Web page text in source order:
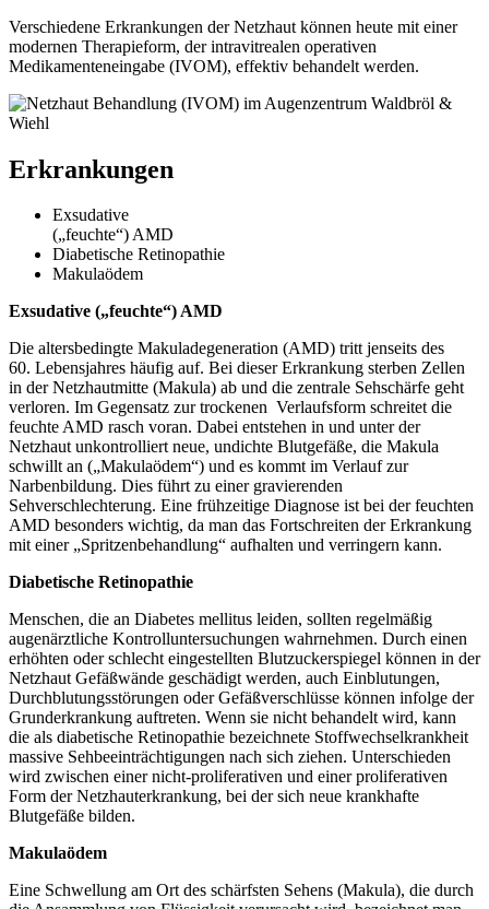
Verschiedene Erkrankungen der Netzhaut können heute mit einer
modernen Therapieform, der intravitrealen operativen
Medikamenteneingabe (IVOM), effektiv behandelt werden.
Erkrankungen
Exsudative
(„feuchte“) AMD
Diabetische Retinopathie
Makulaödem
Exsudative („feuchte“) AMD
Die altersbedingte Makuladegeneration (AMD) tritt jenseits des
60. Lebensjahres häufig auf. Bei dieser Erkrankung sterben Zellen
in der Netzhautmitte (Makula) ab und die zentrale Sehschärfe geht
verloren. Im Gegensatz zur trockenen Verlaufsform schreitet die
feuchte AMD rasch voran. Dabei entstehen in und unter der
Netzhaut unkontrolliert neue, undichte Blutgefäße, die Makula
schwillt an („Makulaödem“) und es kommt im Verlauf zur
Narbenbildung. Dies führt zu einer gravierenden
Sehverschlechterung. Eine frühzeitige Diagnose ist bei der feuchten
AMD besonders wichtig, da man das Fortschreiten der Erkrankung
mit einer „Spritzenbehandlung“ aufhalten und verringern kann.
Diabetische Retinopathie
Menschen, die an Diabetes mellitus leiden, sollten regelmäßig
augenärztliche Kontrolluntersuchungen wahrnehmen. Durch einen
erhöhten oder schlecht eingestellten Blutzuckerspiegel können in der
Netzhaut Gefäßwände geschädigt werden, auch Einblutungen,
Durchblutungsstörungen oder Gefäßverschlüsse können infolge der
Grunderkrankung auftreten. Wenn sie nicht behandelt wird, kann
die als diabetische Retinopathie bezeichnete Stoffwechselkrankheit
massive Sehbeeinträchtigungen nach sich ziehen. Unterschieden
wird zwischen einer nicht-proliferativen und einer proliferativen
Form der Netzhauterkrankung, bei der sich neue krankhafte
Blutgefäße bilden.
Makulaödem
Eine Schwellung am Ort des schärfsten Sehens (Makula), die durch